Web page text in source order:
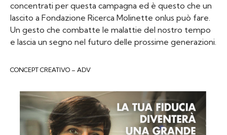
concentrati per questa campagna ed è questo che un
lascito a Fondazione Ricerca Molinette onlus può fare.
Un gesto che combatte le malattie del nostro tempo
e lascia un segno nel futuro delle prossime generazioni.
CONCEPT CREATIVO – ADV